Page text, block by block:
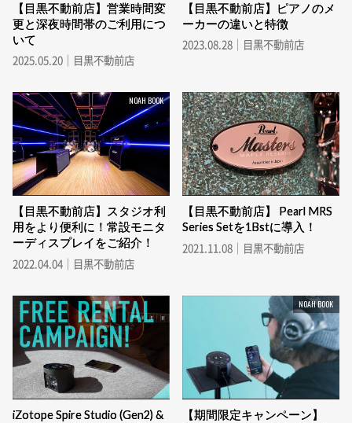
【目黒不動前店】営業時間変
更と深夜時間帯のご利用につ
いて
2025.05.20｜目黒不動前店
【目黒不動前店】ピアノのメ
ーカーの違いと特徴
2023.08.28｜目黒不動前店
NOAH BOOK
【目黒不動前店】スタジオ利
用をより便利に！常設モニタ
ーディスプレイをご紹介！
2022.04.04｜目黒不動前店
【目黒不動前店】 Pearl MRS
Series Setを1Bstに導入！
2021.11.08｜目黒不動前店
iZotope Spire Studio (Gen2) &
NOAH BOOK
【期間限定キャンペーン】